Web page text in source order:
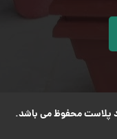
پلاست محفوظ می باشد.